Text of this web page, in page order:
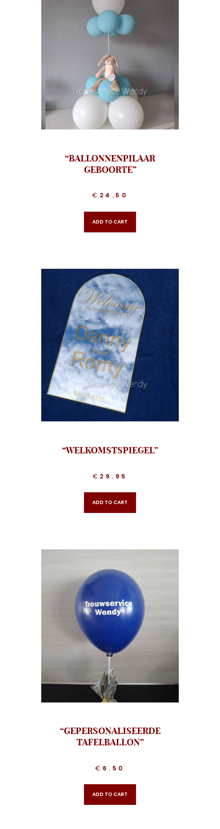
“BALLONNENPILAAR
GEBOORTE”
€ 24.50
ADD TO CART
“WELKOMSTSPIEGEL”
€ 29.95
ADD TO CART
“GEPERSONALISEERDE
TAFELBALLON”
€ 6.50
ADD TO CART